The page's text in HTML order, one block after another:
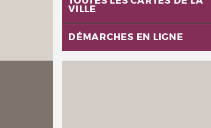
VILLE
DÉMARCHES EN LIGNE